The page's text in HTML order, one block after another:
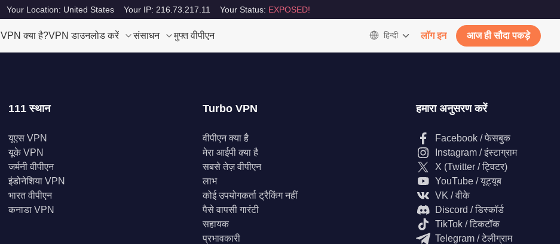
Your Location: United States Your IP: 216.73.217.11 Your Status: EXPOSED!
VPN क्या है?VPN डाउनलोड करें संसाधन मुफ्त वीपीएन हिन्दी लॉग इन आज ही सौदा पकड़े
111 स्थान
यूएस VPN
यूके VPN
जर्मनी वीपीएन
इंडोनेशिया VPN
भारत वीपीएन
कनाडा VPN
Turbo VPN
वीपीएन क्या है
मेरा आईपी क्या है
सबसे तेज़ वीपीएन
लाभ
कोई उपयोगकर्ता ट्रैकिंग नहीं
पैसे वापसी गारंटी
सहायक
प्रभावकारी
हमारा अनुसरण करें
Facebook / फेसबुक
Instagram / इंस्टाग्राम
X (Twitter / ट्विटर)
YouTube / यूट्यूब
VK / वीके
Discord / डिस्कॉर्ड
TikTok / टिकटॉक
Telegram / टेलीग्राम